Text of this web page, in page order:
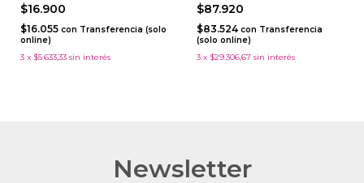
$16.900
$16.055 con Transferencia (solo
online)
3 x $5.633,33 sin interés
$87.920
$83.524 con Transferencia
(solo online)
3 x $29.306,67 sin interés
Newsletter